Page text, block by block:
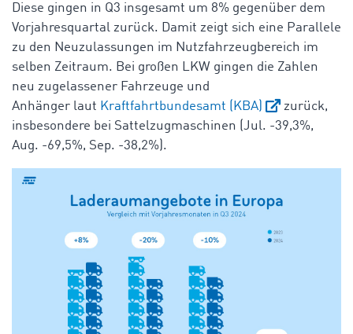
Diese gingen in Q3 insgesamt um 8% gegenüber dem
Vorjahresquartal zurück. Damit zeigt sich eine Parallele
zu den Neuzulassungen im Nutzfahrzeugbereich im
selben Zeitraum. Bei großen LKW gingen die Zahlen
neu zugelassener Fahrzeuge und
Anhänger laut Kraftfahrtbundesamt (KBA)
zurück,
insbesondere bei Sattelzugmaschinen (Jul. -39,3%,
Aug. -69,5%, Sep. -38,2%).